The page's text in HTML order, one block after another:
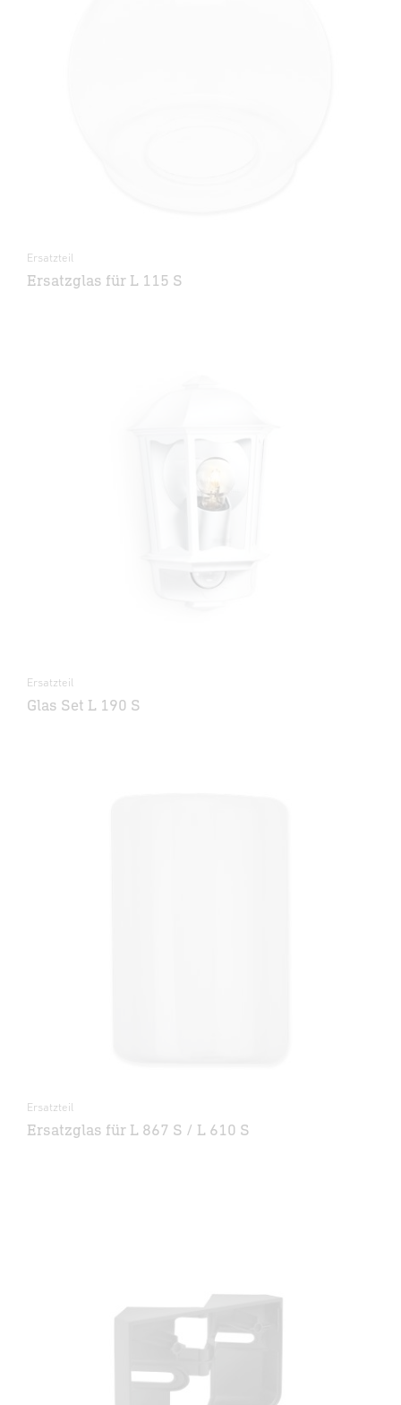
Ersatzteil
Ersatzglas für L 115 S
Ersatzteil
Glas Set L 190 S
Ersatzteil
Ersatzglas für L 867 S / L 610 S